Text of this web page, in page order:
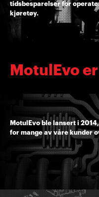
tidsbesparelser for
kjøretøy.
MotulEvo
MotulEvo ble lansert i
for mange av våre kunder